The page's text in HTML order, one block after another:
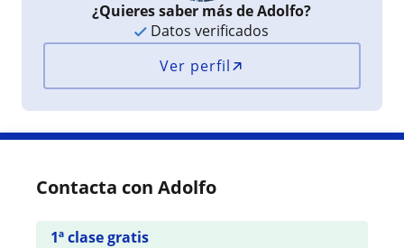
¿Quieres saber más de Adolfo?
Datos verificados
Ver perfil
Contacta con Adolfo
1ª clase gratis